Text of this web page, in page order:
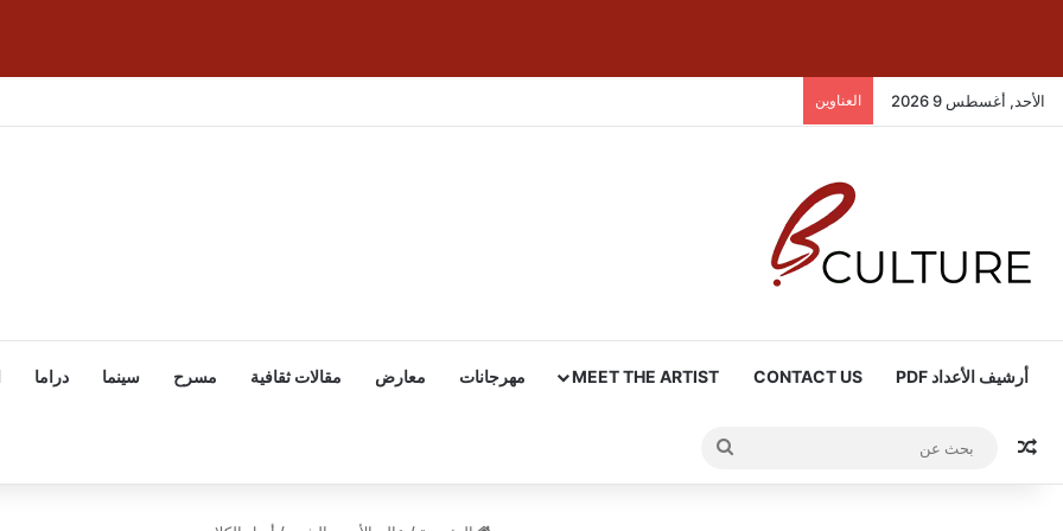
الأحد, أغسطس 9 2026 العناوين
أرشيف الأعداد PDF CONTACT US
MEET THE ARTIST مهرجانات معارض مقالات ثقافية مسرح سينما دراما
مقال عشوائي
عن